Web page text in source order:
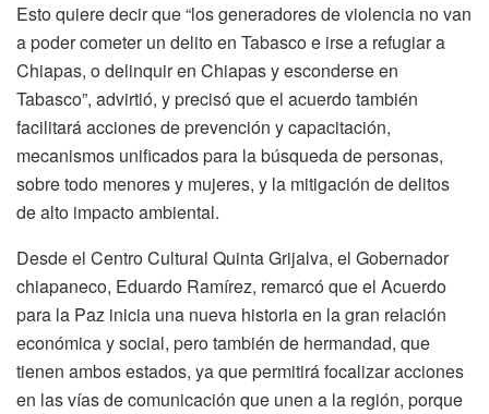
Esto quiere decir que “los generadores de violencia no van
a poder cometer un delito en Tabasco e irse a refugiar a
Chiapas, o delinquir en Chiapas y esconderse en
Tabasco”, advirtió, y precisó que el acuerdo también
facilitará acciones de prevención y capacitación,
mecanismos unificados para la búsqueda de personas,
sobre todo menores y mujeres, y la mitigación de delitos
de alto impacto ambiental.
Desde el Centro Cultural Quinta Grijalva, el Gobernador
chiapaneco, Eduardo Ramírez, remarcó que el Acuerdo
para la Paz inicia una nueva historia en la gran relación
económica y social, pero también de hermandad, que
tienen ambos estados, ya que permitirá focalizar acciones
en las vías de comunicación que unen a la región, porque